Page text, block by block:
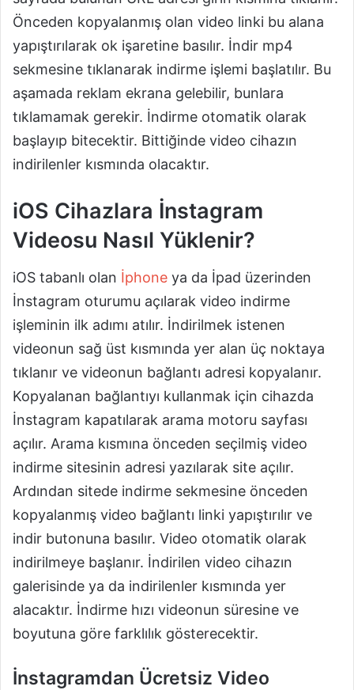
Önceden kopyalanmış olan video linki bu alana
yapıştırılarak ok işaretine basılır. İndir mp4
sekmesine tıklanarak indirme işlemi başlatılır. Bu
aşamada reklam ekrana gelebilir, bunlara
tıklamamak gerekir. İndirme otomatik olarak
başlayıp bitecektir. Bittiğinde video cihazın
indirilenler kısmında olacaktır.
iOS Cihazlara İnstagram
Videosu Nasıl Yüklenir?
iOS tabanlı olan İphone ya da İpad üzerinden
İnstagram oturumu açılarak video indirme
işleminin ilk adımı atılır. İndirilmek istenen
videonun sağ üst kısmında yer alan üç noktaya
tıklanır ve videonun bağlantı adresi kopyalanır.
Kopyalanan bağlantıyı kullanmak için cihazda
İnstagram kapatılarak arama motoru sayfası
açılır. Arama kısmına önceden seçilmiş video
indirme sitesinin adresi yazılarak site açılır.
Ardından sitede indirme sekmesine önceden
kopyalanmış video bağlantı linki yapıştırılır ve
indir butonuna basılır. Video otomatik olarak
indirilmeye başlanır. İndirilen video cihazın
galerisinde ya da indirilenler kısmında yer
alacaktır. İndirme hızı videonun süresine ve
boyutuna göre farklılık gösterecektir.
İnstagramdan Ücretsiz Video